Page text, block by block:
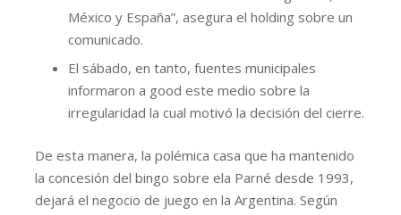
México y España”, asegura el holding sobre un
comunicado.
El sábado, en tanto, fuentes municipales
informaron a good este medio sobre la
irregularidad la cual motivó la decisión del cierre.
De esta manera, la polémica casa que ha mantenido
la concesión del bingo sobre ela Parné desde 1993,
dejará el negocio de juego en la Argentina. Según